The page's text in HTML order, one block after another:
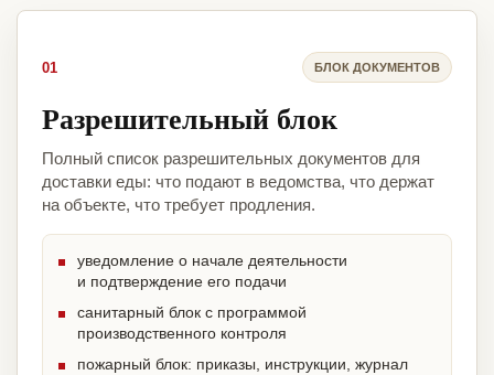
01 БЛОК ДОКУМЕНТОВ
Разрешительный блок
Полный список разрешительных документов для
доставки еды: что подают в ведомства, что держат
на объекте, что требует продления.
уведомление о начале деятельности
и подтверждение его подачи
санитарный блок с программой
производственного контроля
пожарный блок: приказы, инструкции, журнал